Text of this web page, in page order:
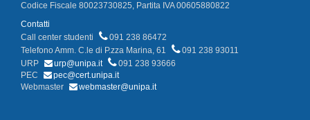
Codice Fiscale 80023730825, Partita IVA 00605880822
Contatti
Call center studenti
091 238 86472
Telefono Amm. C.le di P.zza Marina, 61
091 238 93011
URP
urp@unipa.it
091 238 93666
PEC
pec@cert.unipa.it
Webmaster
webmaster@unipa.it